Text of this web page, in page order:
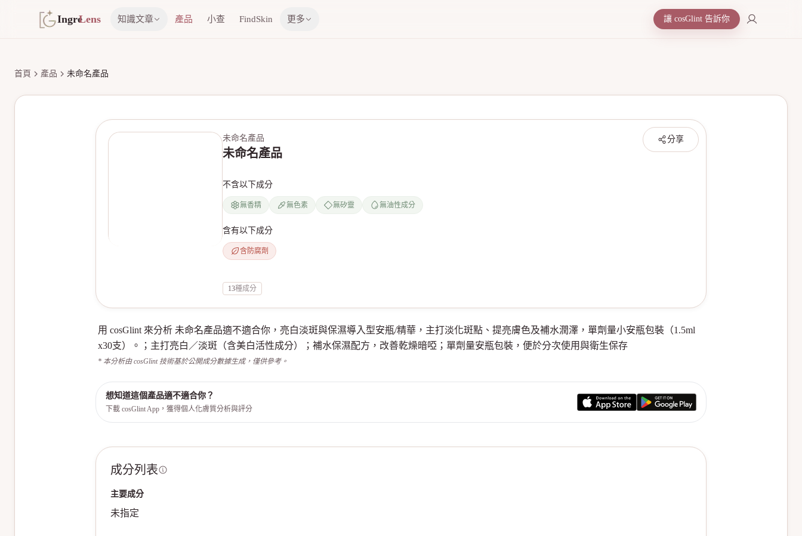
IngreLens 知識文章 產品 小查 FindSkin 更多 讓 cosGlint 告訴你
首頁 產品 未命名產品
分享
未命名產品
未命名產品
不含以下成分
無香精 無色素 無矽靈 無油性成分
含有以下成分
含防腐劑
13種成分
用 cosGlint 來分析 未命名產品適不適合你，亮白淡斑與保濕導入型安瓶/精華，主打淡化斑點、提亮膚色及補水潤澤，單劑量小安瓶包裝（1.5ml
x30支）。；主打亮白／淡斑（含美白活性成分）；補水保濕配方，改善乾燥暗啞；單劑量安瓶包裝，便於分次使用與衛生保存
* 本分析由 cosGlint 技術基於公開成分數據生成，僅供參考。
想知道這個產品適不適合你？
下載 cosGlint App，獲得個人化膚質分析與評分
成分列表
主要成分
未指定